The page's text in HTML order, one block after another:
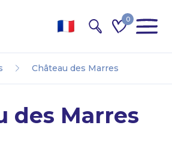
0
Château des Marres
des Marres